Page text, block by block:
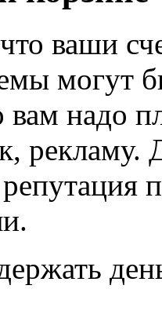
ваши
могут
вам надо
рекламу.